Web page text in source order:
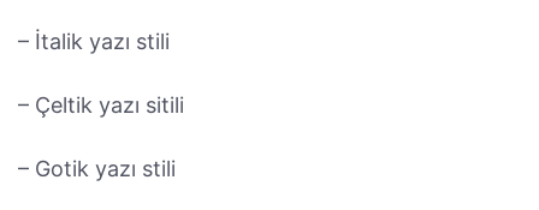
– İtalik yazı stili
– Çeltik yazı sitili
– Gotik yazı stili